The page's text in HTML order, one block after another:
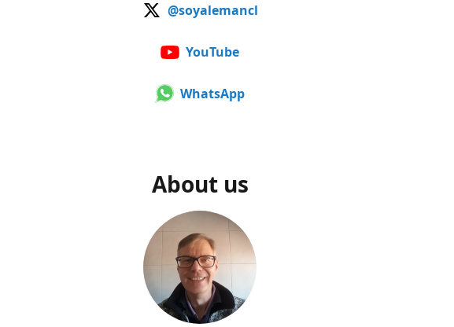
@soyalemancl
YouTube
WhatsApp
About us